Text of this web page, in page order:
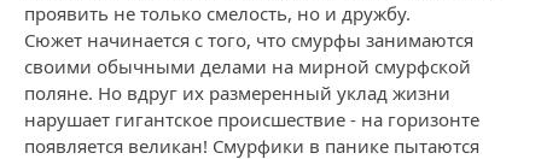
проявить не только смелость, но и дружбу.
Сюжет начинается с того, что смурфы занимаются
своими обычными делами на мирной смурфской
поляне. Но вдруг их размеренный уклад жизни
нарушает гигантское происшествие - на горизонте
появляется великан! Смурфики в панике пытаются